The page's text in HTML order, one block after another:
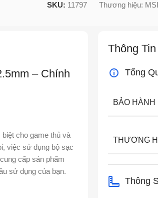
SKU: 11797 Thương hiệu: MSI
– Chính
cho game thủ và
việc sử dụng bộ sạc
cấp sản phẩm
sử dụng của bạn.
Thông
Tổng
BẢO HÀNH
THƯƠNG
Thông